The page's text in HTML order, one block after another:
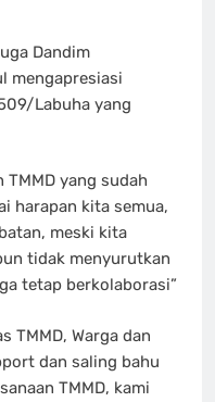
Dandim
mengapresiasi
Labuha yang
yang sudah
harapan kita semua,
meski kita
tidak menyurutkan
tetap berkolaborasi”
TMMD, Warga dan
dan saling bahu
TMMD, kami